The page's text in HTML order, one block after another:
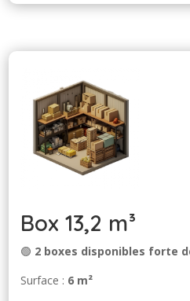
Box 13,2 m³
🟢 2 boxes disponibles forte
Surface : 6 m²